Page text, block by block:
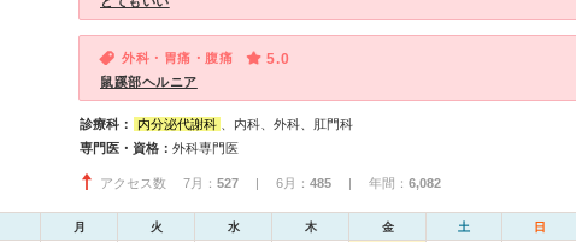
外科・胃痛・腹痛 5.0
鼠蹊部ヘルニア
診療科： 内分泌代謝科
、内科、外科、肛門科
専門医・資格： 外科専門医
アクセス数 7月： 527 | 6月： 485 | 年間： 6,082
月 火 水 木 金 土 日